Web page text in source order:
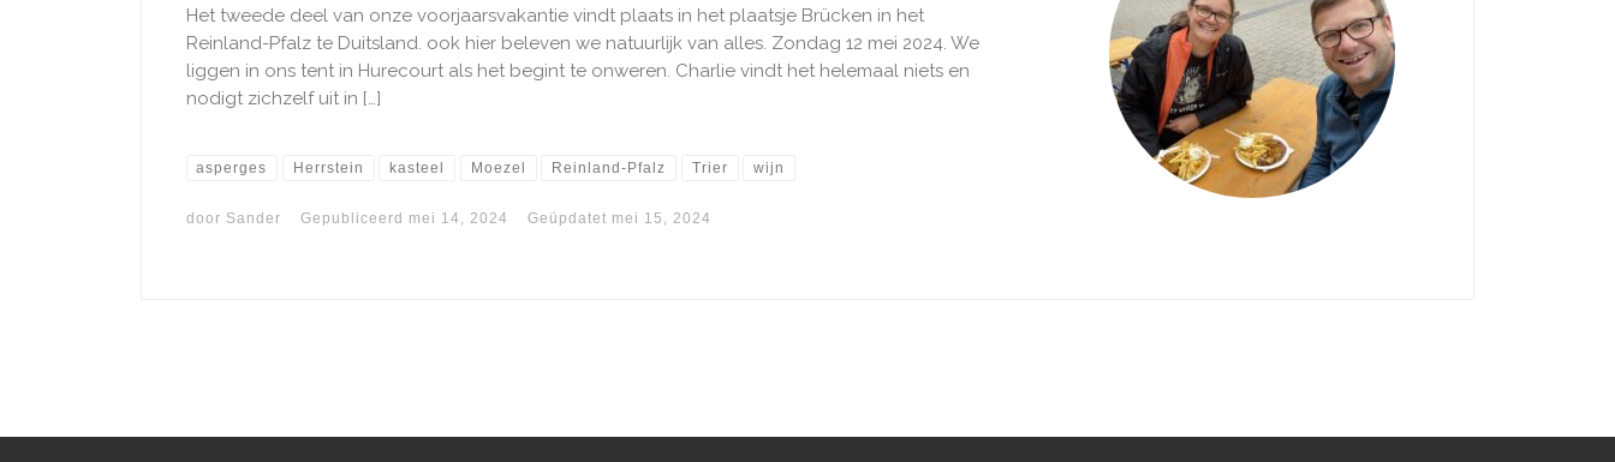
Het tweede deel van onze voorjaarsvakantie vindt plaats in het plaatsje Brücken in het
Reinland-Pfalz te Duitsland. ook hier beleven we natuurlijk van alles. Zondag 12 mei 2024. We
liggen in ons tent in Hurecourt als het begint te onweren. Charlie vindt het helemaal niets en
nodigt zichzelf uit in […]
asperges Herrstein kasteel Moezel Reinland-Pfalz Trier wijn
door Sander Gepubliceerd mei 14, 2024 Geüpdatet mei 15, 2024